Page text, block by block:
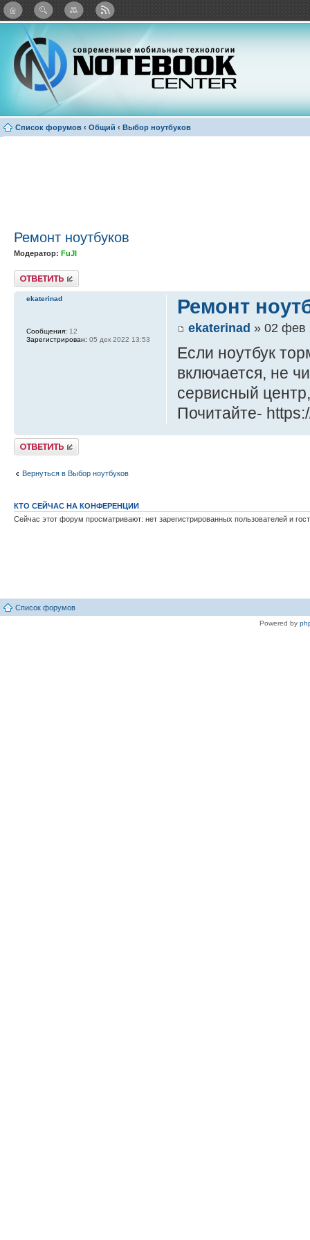
Каталог виджетов
Список форумов ‹ Общий ‹ Выбор ноутбуков
Ремонт ноутбуков
Модератор: FuJI
Ответить
Ремонт
ekaterinad » 02 фев
Если ноутбук
включается, не
сервисный
Почитайте-
ekaterinad
Сообщения: 12
Зарегистрирован: 05 дек 2022 13:53
Ответить
Вернуться в Выбор ноутбуков
КТО СЕЙЧАС НА КОНФЕРЕНЦИИ
Сейчас этот форум просматривают: нет зарегистрированных пользователей и
Список форумов
Powered by